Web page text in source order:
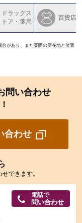
ドラッグス
トア・薬局
百貨店
があり、また実際の所在地と位置
問い合わせ
合わせ
できます。
電話で
問い合わせ